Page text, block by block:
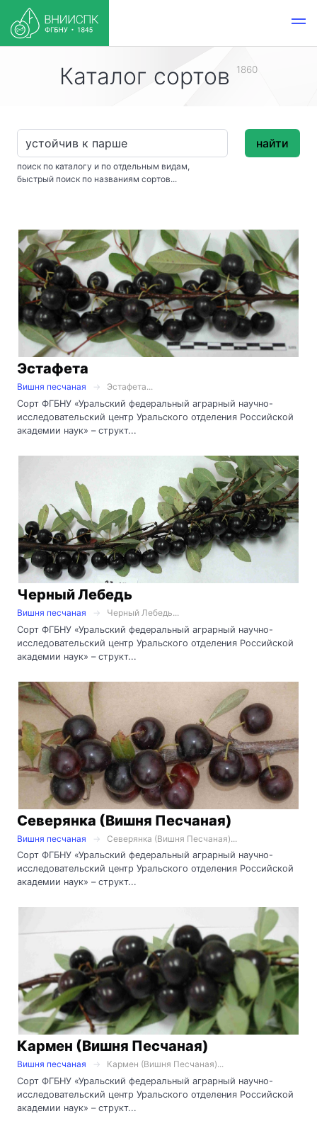
Каталог сортов 1860
поиск по каталогу и по отдельным видам,
быстрый поиск по названиям сортов...
найти
Эстафета
Вишня песчаная
Эстафета...
Сорт ФГБНУ «Уральский федеральный аграрный научно-
исследовательский центр Уральского отделения Российской
академии наук» – структ...
Черный Лебедь
Вишня песчаная
Черный Лебедь...
Сорт ФГБНУ «Уральский федеральный аграрный научно-
исследовательский центр Уральского отделения Российской
академии наук» – структ...
Северянка (Вишня Песчаная)
Вишня песчаная
Северянка (Вишня Песчаная)...
Сорт ФГБНУ «Уральский федеральный аграрный научно-
исследовательский центр Уральского отделения Российской
академии наук» – структ...
Кармен (Вишня Песчаная)
Вишня песчаная
Кармен (Вишня Песчаная)...
Сорт ФГБНУ «Уральский федеральный аграрный научно-
исследовательский центр Уральского отделения Российской
академии наук» – структ...